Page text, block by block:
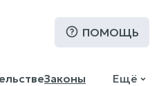
ПОМОЩЬ
Законы
Ещё